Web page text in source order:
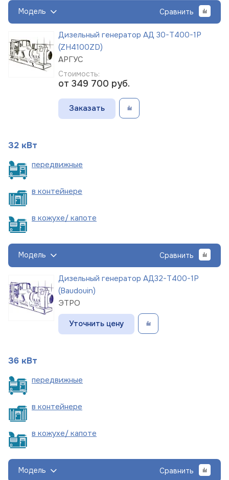
Модель Сравнить
Дизельный генератор АД 30-Т400-1Р
(ZH4100ZD)
АРГУС
Стоимость:
от 349 700 руб.
Заказать
32 кВт
передвижные
в контейнере
в кожухе/ капоте
Модель Сравнить
Дизельный генератор АД32-Т400-1Р
(Baudouin)
ЭТРО
Уточнить цену
36 кВт
передвижные
в контейнере
в кожухе/ капоте
Модель Сравнить